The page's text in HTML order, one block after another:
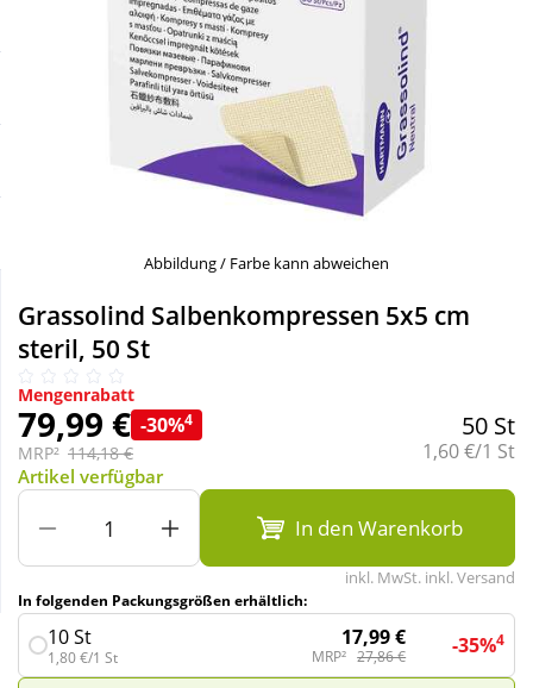
Schnäppchen
Körperpflege & Kosmetik
Liebe & Erotik
Mutter & Kind
Natur & Homöopathie
Sanitätshaus
Sport & Fitness
Tierbedarf
Wellness
Abbildung / Farbe kann abweichen
Grassolind Salbenkompressen 5x5 cm
steril, 50 St
Mengenrabatt
79,99 € -30%4
MRP² 114,18 €
50 St
Grundpreis:
1,60 €/1 St
Artikel verfügbar
In den Warenkorb
inkl. MwSt. inkl. Versand
In folgenden Packungsgrößen erhältlich:
10 St
1,80 €/1 St
17,99 €
MRP² 27,86 € -35%4